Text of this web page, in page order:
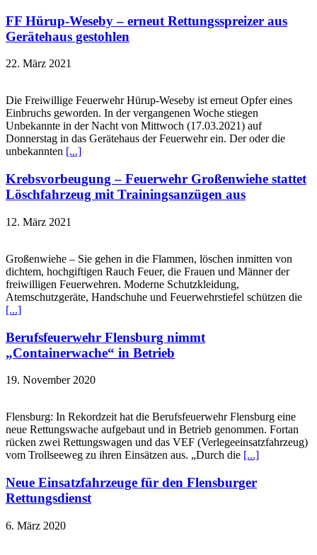
FF Hürup-Weseby – erneut Rettungsspreizer aus
Gerätehaus gestohlen
22. März 2021
Die Freiwillige Feuerwehr Hürup-Weseby ist erneut Opfer eines
Einbruchs geworden. In der vergangenen Woche stiegen
Unbekannte in der Nacht von Mittwoch (17.03.2021) auf
Donnerstag in das Gerätehaus der Feuerwehr ein. Der oder die
unbekannten [...]
Krebsvorbeugung – Feuerwehr Großenwiehe stattet
Löschfahrzeug mit Trainingsanzügen aus
12. März 2021
Großenwiehe – Sie gehen in die Flammen, löschen inmitten von
dichtem, hochgiftigen Rauch Feuer, die Frauen und Männer der
freiwilligen Feuerwehren. Moderne Schutzkleidung,
Atemschutzgeräte, Handschuhe und Feuerwehrstiefel schützen die
[...]
Berufsfeuerwehr Flensburg nimmt
„Containerwache“ in Betrieb
19. November 2020
Flensburg: In Rekordzeit hat die Berufsfeuerwehr Flensburg eine
neue Rettungswache aufgebaut und in Betrieb genommen. Fortan
rücken zwei Rettungswagen und das VEF (Verlegeeinsatzfahrzeug)
vom Trollseeweg zu ihren Einsätzen aus. „Durch die [...]
Neue Einsatzfahrzeuge für den Flensburger
Rettungsdienst
6. März 2020